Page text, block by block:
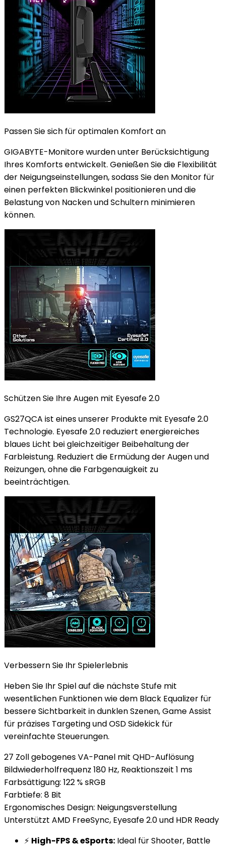
Passen Sie sich für optimalen Komfort an
GIGABYTE-Monitore wurden unter Berücksichtigung
Ihres Komforts entwickelt. Genießen Sie die Flexibilität
der Neigungseinstellungen, sodass Sie den Monitor für
einen perfekten Blickwinkel positionieren und die
Belastung von Nacken und Schultern minimieren
können.
Schützen Sie Ihre Augen mit Eyesafe 2.0
GS27QCA ist eines unserer Produkte mit Eyesafe 2.0
Technologie. Eyesafe 2.0 reduziert energiereiches
blaues Licht bei gleichzeitiger Beibehaltung der
Farbleistung. Reduziert die Ermüdung der Augen und
Reizungen, ohne die Farbgenauigkeit zu
beeinträchtigen.
Verbessern Sie Ihr Spielerlebnis
Heben Sie Ihr Spiel auf die nächste Stufe mit
wesentlichen Funktionen wie dem Black Equalizer für
bessere Sichtbarkeit in dunklen Szenen, Game Assist
für präzises Targeting und OSD Sidekick für
vereinfachte Steuerungen.
27 Zoll gebogenes VA-Panel mit QHD-Auflösung
Bildwiederholfrequenz 180 Hz, Reaktionszeit 1 ms
Farbsättigung: 122 % sRGB
Farbtiefe: 8 Bit
Ergonomisches Design: Neigungsverstellung
Unterstützt AMD FreeSync, Eyesafe 2.0 und HDR Ready
⚡ High-FPS & eSports: Ideal für Shooter, Battle